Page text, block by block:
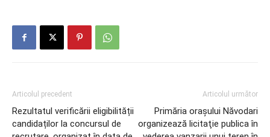
Articolul precedent
Rezultatul verificării eligibilității
candidaților la concursul de
Articolul următor
Primăria orașului Năvodari
organizează licitaţie publica în